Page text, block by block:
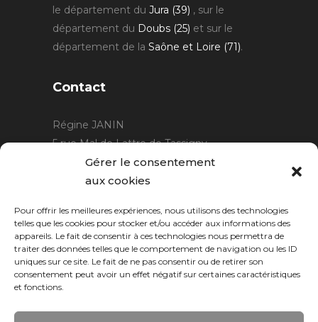
Gérer le consentement
aux cookies
Pour offrir les meilleures expériences, nous utilisons des technologies
telles que les cookies pour stocker et/ou accéder aux informations des
appareils. Le fait de consentir à ces technologies nous permettra de
traiter des données telles que le comportement de navigation ou les ID
uniques sur ce site. Le fait de ne pas consentir ou de retirer son
consentement peut avoir un effet négatif sur certaines caractéristiques
et fonctions.
le département du Jura (39) , sur le
département du Doubs (25) et sur le
département de la Saône et Loire (71).
Contact
Régine JANIN
5 rue Mal de Lattre de Tassigny
21220 Gevrey Chambertin
06 15 15 80 29
Horaires :sur rendez-vous.